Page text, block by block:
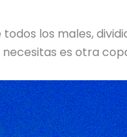
los males,
es otra